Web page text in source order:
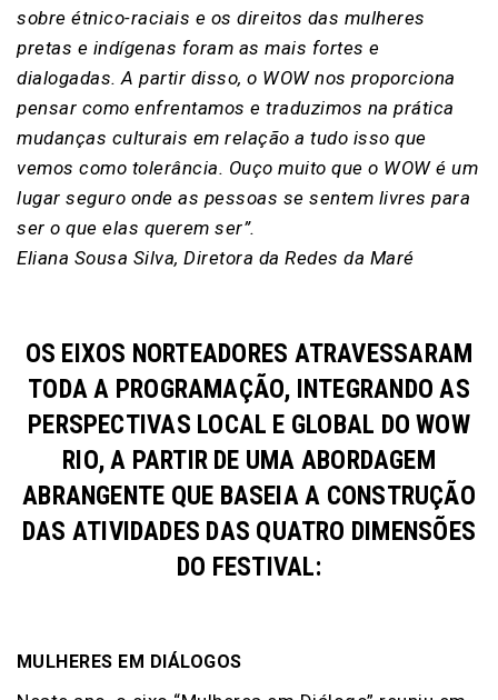
sobre étnico-raciais e os direitos das mulheres
pretas e indígenas foram as mais fortes e
dialogadas. A partir disso, o WOW nos proporciona
pensar como enfrentamos e traduzimos na prática
mudanças culturais em relação a tudo isso que
vemos como tolerância. Ouço muito que o WOW é um
lugar seguro onde as pessoas se sentem livres para
ser o que elas querem ser”.
Eliana Sousa Silva, Diretora da Redes da Maré
OS EIXOS NORTEADORES ATRAVESSARAM
TODA A PROGRAMAÇÃO, INTEGRANDO AS
PERSPECTIVAS LOCAL E GLOBAL DO WOW
RIO, A PARTIR DE UMA ABORDAGEM
ABRANGENTE QUE BASEIA A CONSTRUÇÃO
DAS ATIVIDADES DAS QUATRO DIMENSÕES
DO FESTIVAL:
MULHERES EM DIÁLOGOS